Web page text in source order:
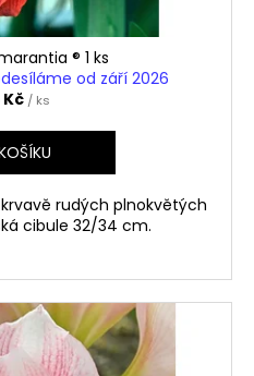
® 1 ks
od září 2026
Kč / ks
rudých plnokvětých
cibule 32/34 cm.